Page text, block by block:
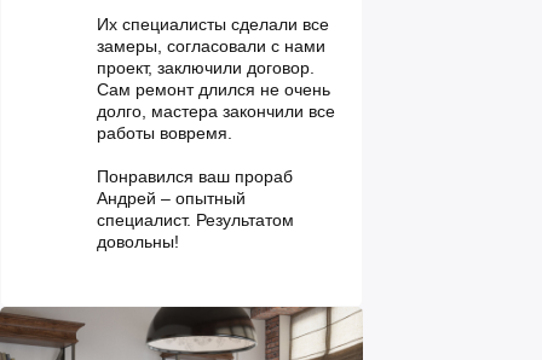
Их специалисты сделали все
замеры, согласовали с нами
проект, заключили договор.
Сам ремонт длился не очень
долго, мастера закончили все
работы вовремя.
Понравился ваш прораб
Андрей – опытный
специалист. Результатом
довольны!